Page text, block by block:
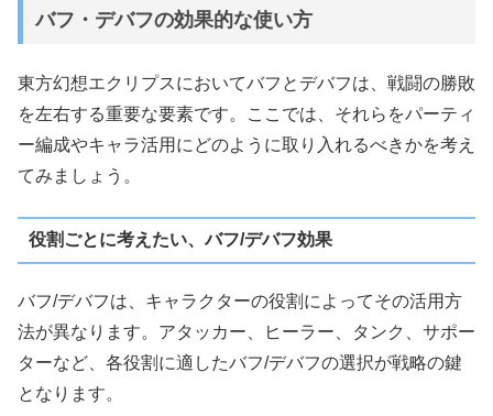
バフ・デバフの効果的な使い方
東方幻想エクリプスにおいてバフとデバフは、戦闘の勝敗
を左右する重要な要素です。ここでは、それらをパーティ
ー編成やキャラ活用にどのように取り入れるべきかを考え
てみましょう。
役割ごとに考えたい、バフ/デバフ効果
バフ/デバフは、キャラクターの役割によってその活用方
法が異なります。アタッカー、ヒーラー、タンク、サポー
ターなど、各役割に適したバフ/デバフの選択が戦略の鍵
となります。